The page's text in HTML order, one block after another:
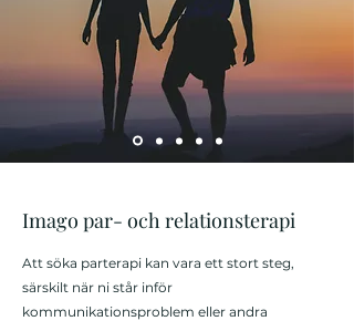
Imago par- och relationsterapi
Att söka parterapi kan vara ett stort steg,
särskilt när ni står inför
kommunikationsproblem eller andra